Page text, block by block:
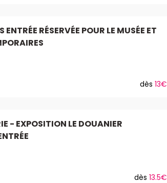
RÉSERVÉE POUR LE MUSÉE ET
dès 13€
- EXPOSITION LE DOUANIER
dès 13.5€